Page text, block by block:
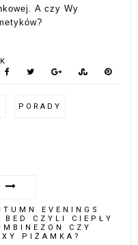
A czy Wy
PORADY
EVENINGS
BED CZYLI CIEPŁY
CZY
PIŻAMKA?